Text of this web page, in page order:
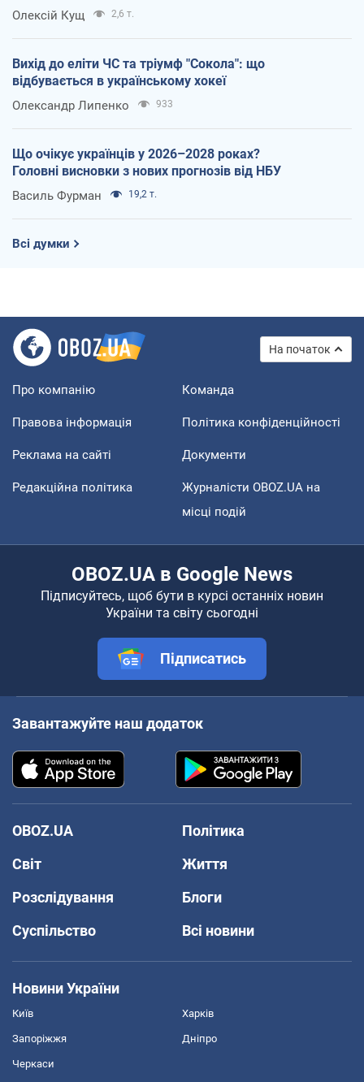
Олексій Кущ 2,6 т.
Вихід до еліти ЧС та тріумф "Сокола": що
відбувається в українському хокеї
Олександр Липенко 933
Що очікує українців у 2026–2028 роках?
Головні висновки з нових прогнозів від НБУ
Василь Фурман 19,2 т.
Всі думки
На початок
Про компанію Команда
Правова інформація Політика конфіденційності
Реклама на сайті Документи
Редакційна політика
Журналісти OBOZ.UA на
місці подій
OBOZ.UA в Google News
Підписуйтесь, щоб бути в курсі останніх новин
України та світу сьогодні
Підписатись
Завантажуйте наш додаток
OBOZ.UA
Політика
Світ
Життя
Розслідування
Блоги
Суспільство
Всі новини
Новини України
Київ Харків
Запоріжжя Дніпро
Черкаси